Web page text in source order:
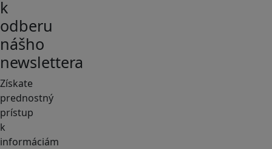
k
odberu
nášho
newslettera
Získate
prednostný
prístup
k
informáciám